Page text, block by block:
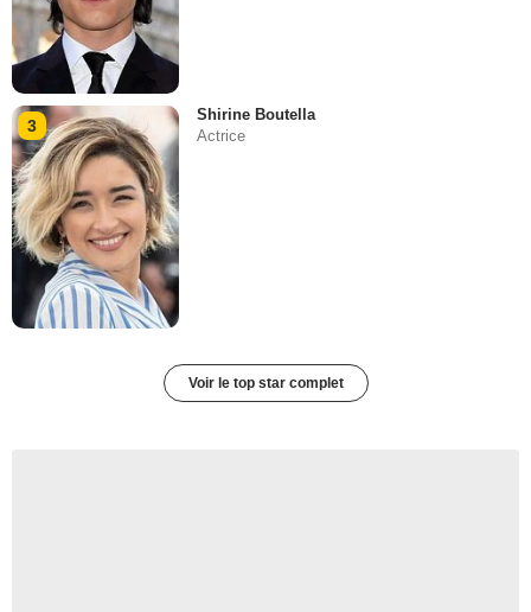
3
Shirine Boutella
Actrice
Voir le top star complet